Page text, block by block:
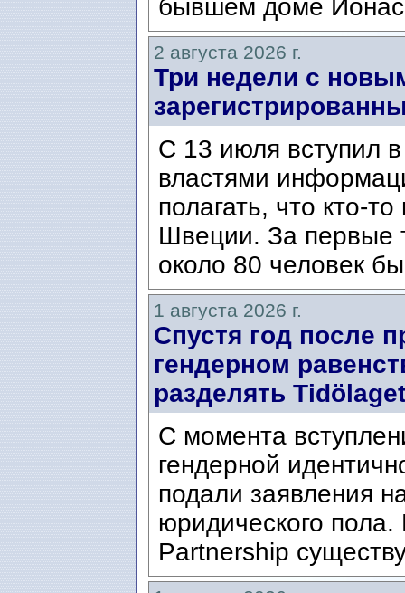
бывшем доме
2 августа 2026 г.
Три недели с
С 13 июля вступил
властями
полагать, что кто-
Швеции. За первые
около 80 человек
1 августа 2026 г.
Спустя год после
гендерном
разделять
С момента
гендерной
подали заявления
юридического
Partnership